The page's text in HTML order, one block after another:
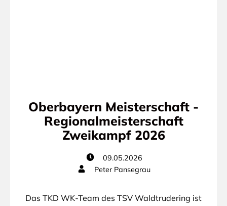
Oberbayern Meisterschaft -
Regionalmeisterschaft
Zweikampf 2026
09.05.2026
Peter Pansegrau
Das TKD WK-Team des TSV Waldtrudering ist